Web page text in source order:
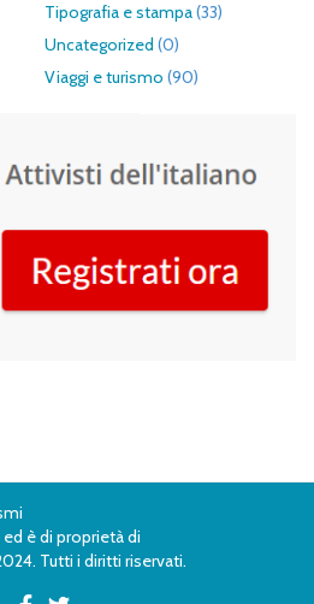
Tipografia e stampa(33)
Uncategorized (0)
Viaggi e turismo (90)
ed è di proprietà di
Tutti i diritti riservati.